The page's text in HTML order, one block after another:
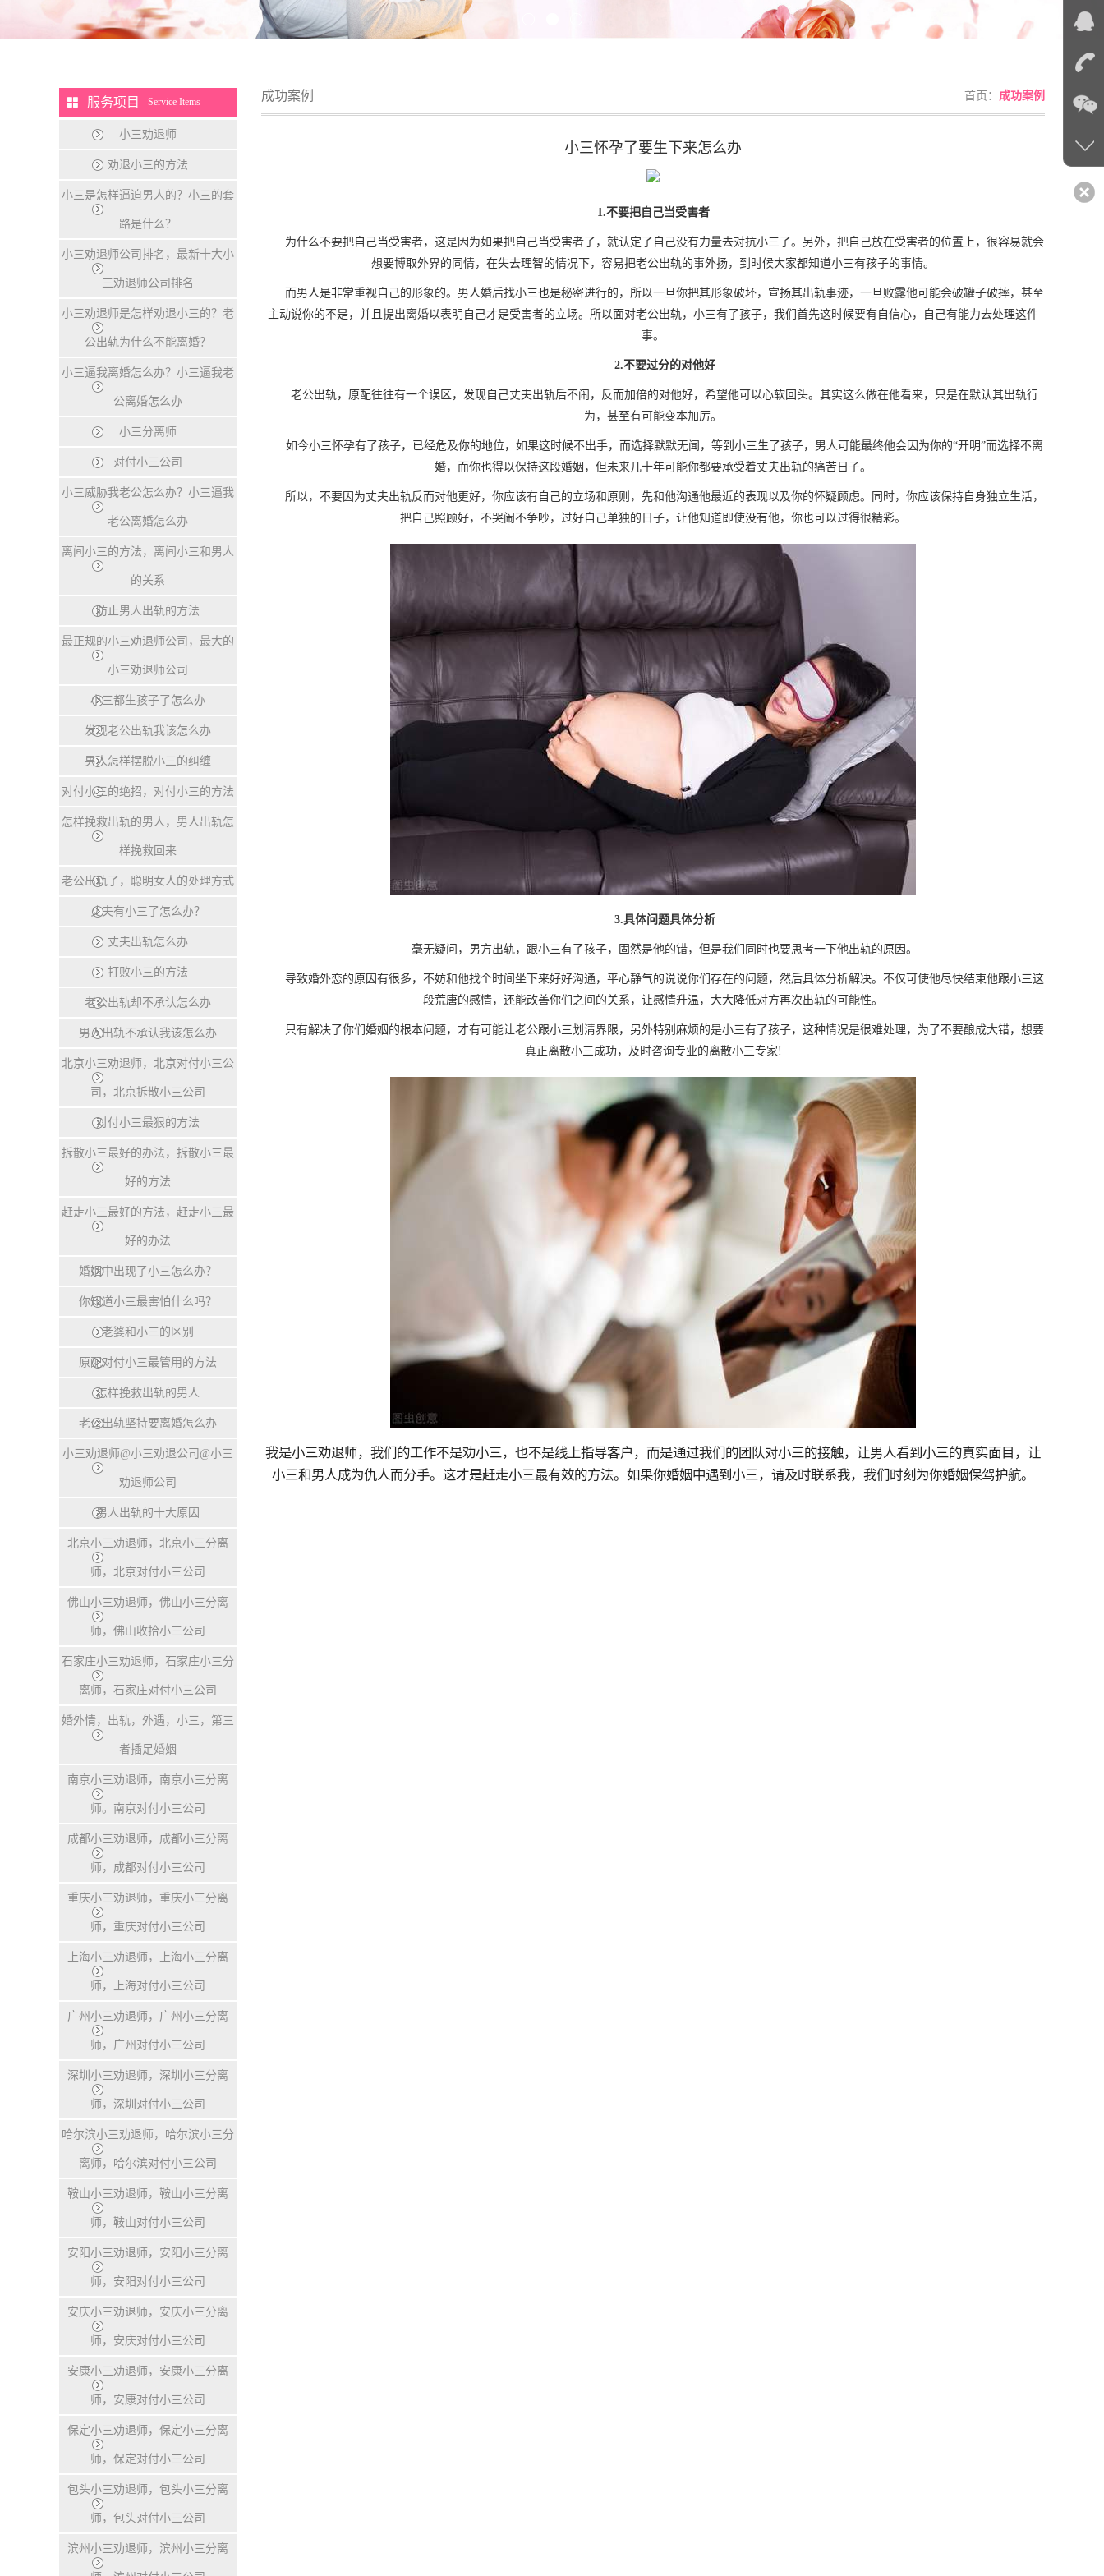
服务项目 Service Items
小三劝退师
劝退小三的方法
小三是怎样逼迫男人的？小三的套
路是什么？
小三劝退师公司排名，最新十大小
三劝退师公司排名
小三劝退师是怎样劝退小三的？老
公出轨为什么不能离婚？
小三逼我离婚怎么办？小三逼我老
公离婚怎么办
小三分离师
对付小三公司
小三威胁我老公怎么办？小三逼我
老公离婚怎么办
离间小三的方法，离间小三和男人
的关系
防止男人出轨的方法
最正规的小三劝退师公司，最大的
小三劝退师公司
小三都生孩子了怎么办
发现老公出轨我该怎么办
男人怎样摆脱小三的纠缠
对付小三的绝招，对付小三的方法
怎样挽救出轨的男人，男人出轨怎
样挽救回来
老公出轨了，聪明女人的处理方式
丈夫有小三了怎么办？
丈夫出轨怎么办
打败小三的方法
老公出轨却不承认怎么办
男人出轨不承认我该怎么办
北京小三劝退师，北京对付小三公
司，北京拆散小三公司
对付小三最狠的方法
拆散小三最好的办法，拆散小三最
好的方法
赶走小三最好的方法，赶走小三最
好的办法
婚姻中出现了小三怎么办？
你知道小三最害怕什么吗？
老婆和小三的区别
原配对付小三最管用的方法
怎样挽救出轨的男人
老公出轨坚持要离婚怎么办
小三劝退师@小三劝退公司@小三
劝退师公司
男人出轨的十大原因
北京小三劝退师，北京小三分离
师，北京对付小三公司
佛山小三劝退师，佛山小三分离
师，佛山收拾小三公司
石家庄小三劝退师，石家庄小三分
离师，石家庄对付小三公司
婚外情，出轨，外遇，小三，第三
者插足婚姻
南京小三劝退师，南京小三分离
师。南京对付小三公司
成都小三劝退师，成都小三分离
师，成都对付小三公司
重庆小三劝退师，重庆小三分离
师，重庆对付小三公司
上海小三劝退师，上海小三分离
师，上海对付小三公司
广州小三劝退师，广州小三分离
师，广州对付小三公司
深圳小三劝退师，深圳小三分离
师，深圳对付小三公司
哈尔滨小三劝退师，哈尔滨小三分
离师，哈尔滨对付小三公司
鞍山小三劝退师，鞍山小三分离
师，鞍山对付小三公司
安阳小三劝退师，安阳小三分离
师，安阳对付小三公司
安庆小三劝退师，安庆小三分离
师，安庆对付小三公司
安康小三劝退师，安康小三分离
师，安康对付小三公司
保定小三劝退师，保定小三分离
师，保定对付小三公司
包头小三劝退师，包头小三分离
师，包头对付小三公司
滨州小三劝退师，滨州小三分离
成功案例 首页： 成功案例
小三怀孕了要生下来怎么办
1.不要把自己当受害者
为什么不要把自己当受害者，这是因为如果把自己当受害者了，就认定了自己没有力量去对抗小三了。另外，把自己放在受害者的位置上，很容易就会
想要博取外界的同情，在失去理智的情况下，容易把老公出轨的事外扬，到时候大家都知道小三有孩子的事情。
而男人是非常重视自己的形象的。男人婚后找小三也是秘密进行的，所以一旦你把其形象破坏，宣扬其出轨事迹，一旦败露他可能会破罐子破摔，甚至
主动说你的不是，并且提出离婚以表明自己才是受害者的立场。所以面对老公出轨，小三有了孩子，我们首先这时候要有自信心，自己有能力去处理这件
事。
2.不要过分的对他好
老公出轨，原配往往有一个误区，发现自己丈夫出轨后不闹，反而加倍的对他好，希望他可以心软回头。其实这么做在他看来，只是在默认其出轨行
为，甚至有可能变本加厉。
如今小三怀孕有了孩子，已经危及你的地位，如果这时候不出手，而选择默默无闻，等到小三生了孩子，男人可能最终他会因为你的“开明”而选择不离
婚，而你也得以保持这段婚姻，但未来几十年可能你都要承受着丈夫出轨的痛苦日子。
所以，不要因为丈夫出轨反而对他更好，你应该有自己的立场和原则，先和他沟通他最近的表现以及你的怀疑顾虑。同时，你应该保持自身独立生活，
把自己照顾好，不哭闹不争吵，过好自己单独的日子，让他知道即使没有他，你也可以过得很精彩。
3.具体问题具体分析
毫无疑问，男方出轨，跟小三有了孩子，固然是他的错，但是我们同时也要思考一下他出轨的原因。
导致婚外恋的原因有很多，不妨和他找个时间坐下来好好沟通，平心静气的说说你们存在的问题，然后具体分析解决。不仅可使他尽快结束他跟小三这
段荒唐的感情，还能改善你们之间的关系，让感情升温，大大降低对方再次出轨的可能性。
只有解决了你们婚姻的根本问题，才有可能让老公跟小三划清界限，另外特别麻烦的是小三有了孩子，这种情况是很难处理，为了不要酿成大错，想要
真正离散小三成功，及时咨询专业的离散小三专家!
我是小三劝退师，我们的工作不是劝小三，也不是线上指导客户，而是通过我们的团队对小三的接触，让男人看到小三的真实面目，让
小三和男人成为仇人而分手。这才是赶走小三最有效的方法。如果你婚姻中遇到小三，请及时联系我，我们时刻为你婚姻保驾护航。